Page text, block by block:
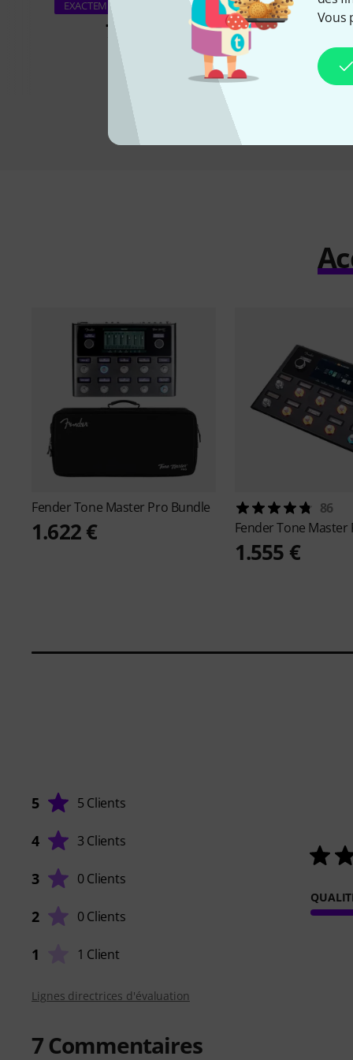
Vous
EXACTEMENT CE PRODUIT
72 €
Thomann Effect
21,90
FenderTone Master Pro Bundle
1.622 €
86
FenderTone Master
1.555 €
5 5 Clients
4 3 Clients
3 0 Clients
2 0 Clients
1 1 Client
Lignes directrices d'évaluation
7 Commentaires